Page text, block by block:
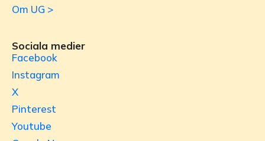
Om UG >
Sociala medier
Facebook
Instagram
X
Pinterest
Youtube